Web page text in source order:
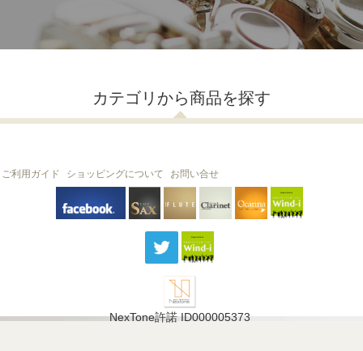
カテゴリから商品を探す
THE SAX The Clarinet
Ocarina
ご利用ガイド ショッピングについて お問い合せ
NexTone許諾 ID000005373